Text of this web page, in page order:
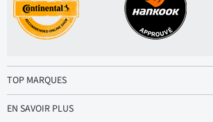
TOP MARQUES
EN SAVOIR PLUS